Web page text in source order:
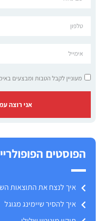
מעוניין לקבל הטבות ומבצעים
אני רוצה
הפוסטים
איך לנצח את התוצאות
איך להסיר שיימינג מגוגל